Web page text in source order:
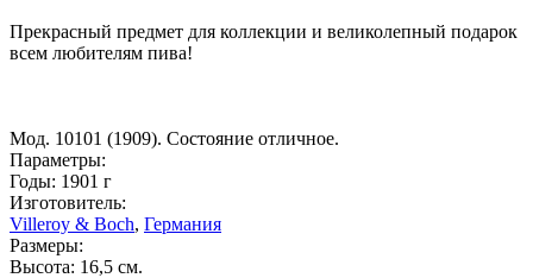
Прекрасный предмет для коллекции и великолепный подарок
всем любителям пива!
Мод. 10101 (1909). Состояние отличное.
Параметры:
Годы: 1901 г
Изготовитель:
Villeroy & Boch, Германия
Размеры:
Высота: 16,5 см.